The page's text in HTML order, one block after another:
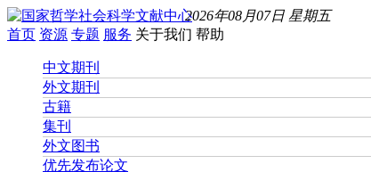
2026年08月07日 星期五
首页 资源 专题 服务 关于我们 帮助
中文期刊
外文期刊
古籍
集刊
外文图书
优先发布论文